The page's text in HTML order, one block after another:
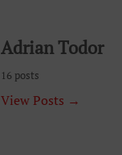
Adrian Todor
16 posts
View Posts →